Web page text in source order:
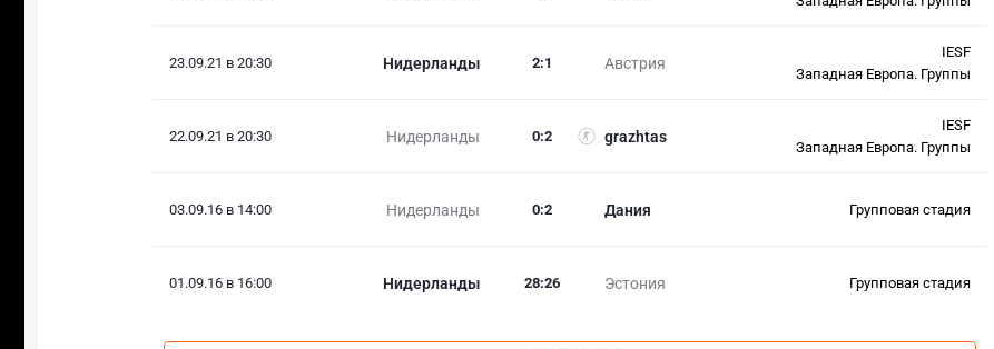
23.09.21 в 20:30 Нидерланды Австрия
2:1
IESF
Западная Европа. Группы
22.09.21 в 20:30 Нидерланды grazhtas
0:2
IESF
Западная Европа. Группы
03.09.16 в 14:00 Нидерланды Дания
0:2 Групповая стадия
01.09.16 в 16:00 Нидерланды Эстония
28:26 Групповая стадия